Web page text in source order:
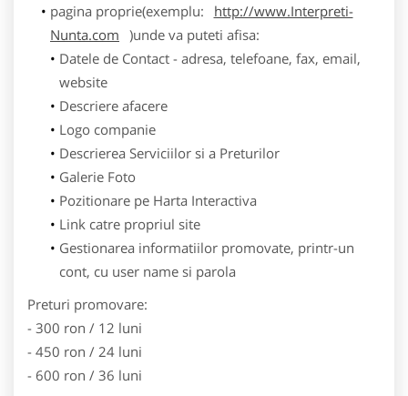
pagina proprie(exemplu:
http://www.Interpreti-
Nunta.com )unde va puteti afisa:
Datele de Contact - adresa, telefoane, fax, email,
website
Descriere afacere
Logo companie
Descrierea Serviciilor si a Preturilor
Galerie Foto
Pozitionare pe Harta Interactiva
Link catre propriul site
Gestionarea informatiilor promovate, printr-un
cont, cu user name si parola
Preturi promovare:
- 300 ron / 12 luni
- 450 ron / 24 luni
- 600 ron / 36 luni